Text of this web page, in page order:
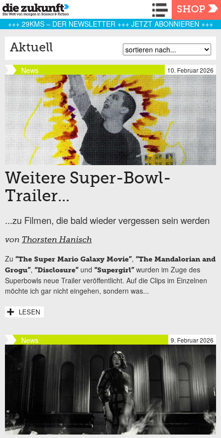
Navigation
SHOP
+++ 29KMS – DER NEWSLETTER +++ JETZT ABONNIEREN +++
Aktuell
News 10. Februar 2026
Weitere Super-Bowl-
Trailer...
...zu Filmen, die bald wieder vergessen sein werden
von Thorsten Hanisch
Zu “The Super Mario Galaxy Movie”, “The Mandalorian and
Grogu”, “Disclosure” und “Supergirl” wurden im Zuge des
Superbowls neue Trailer veröffentlicht. Auf die Clips im Einzelnen
möchte ich gar nicht eingehen, sondern was...
LESEN
News 9. Februar 2026